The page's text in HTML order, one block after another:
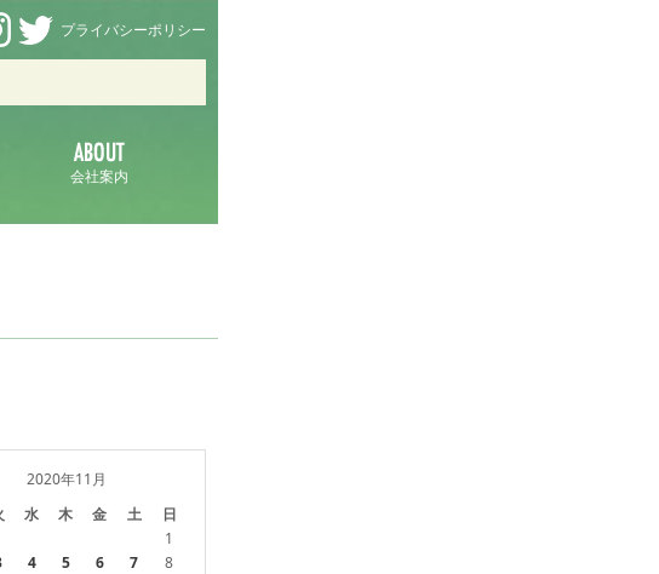
プライバシーポリシー
会社案内
2020年11月
水 木 金 土 日
1
4 5 6 7
8